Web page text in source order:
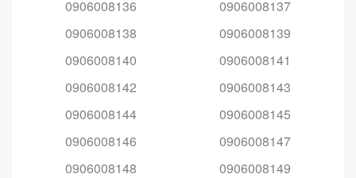
0906008136
0906008137
0906008138
0906008139
0906008140
0906008141
0906008142
0906008143
0906008144
0906008145
0906008146
0906008147
0906008148
0906008149